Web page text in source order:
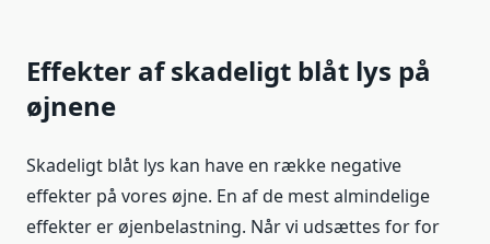
Effekter af skadeligt blåt lys på
øjnene
Skadeligt blåt lys kan have en række negative
effekter på vores øjne. En af de mest almindelige
effekter er øjenbelastning. Når vi udsættes for for